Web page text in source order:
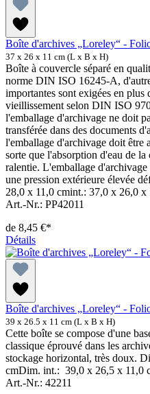
Boîte d'archives „Loreley“ -
37 x 26 x 11 cm (L x B x H)
Boîte à couvercle séparé en
norme DIN ISO 16245-A,
importantes sont exigées en plus
vieillissement selon DIN ISO
l'emballage d'archivage ne doit
transférée dans des documents
l'emballage d'archivage doit être
sorte que l'absorption d'eau de
ralentie. L'emballage
une pression extérieure élevée
28,0 x 11,0 cmint.: 37,0 x 26,0 x
Art.-Nr.: PP42011
de 8,45 €*
Détails
Boîte d'archives „Loreley“ -
39 x 26.5 x 11 cm (L x B x H)
Cette boîte se compose d'une
classique éprouvé dans les
stockage horizontal, très doux.
cmDim. int.: 39,0 x 26,5 x 11,0
Art.-Nr.: 42211